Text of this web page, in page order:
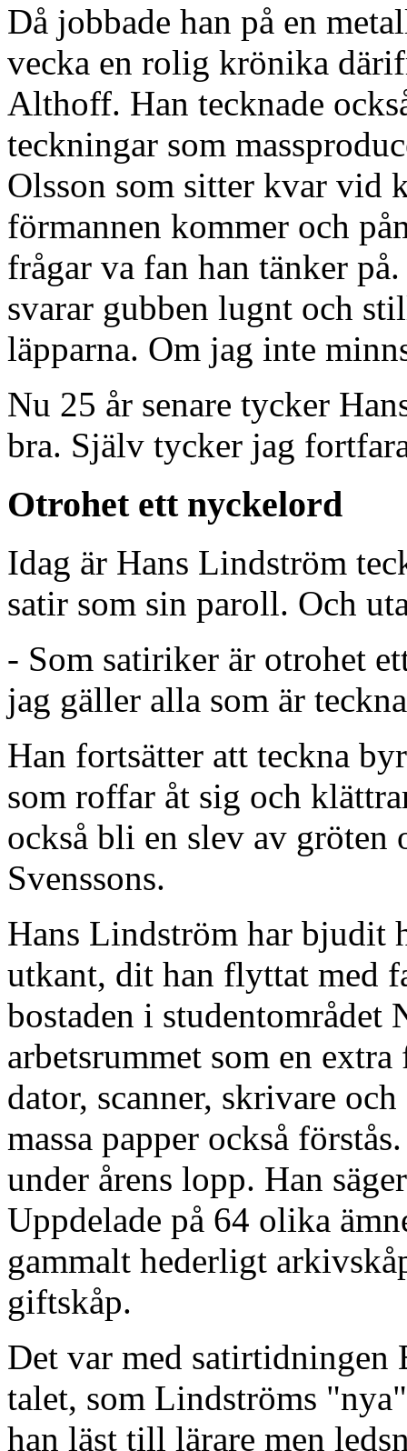
Då jobbade han på en
vecka en rolig krönika
Althoff. Han tecknade
teckningar som
Olsson som sitter kvar vid
förmannen kommer och
frågar va fan han tänker
svarar gubben lugnt och
läpparna. Om jag inte
Nu 25 år senare tycker
bra. Själv tycker jag
Otrohet ett nyckelord
Idag är Hans Lindström
satir som sin paroll. Och
- Som satiriker är otrohet
jag gäller alla som är
Han fortsätter att teckna
som roffar åt sig och
också bli en slev av
Svenssons.
Hans Lindström har
utkant, dit han flyttat med
bostaden i studentområdet
arbetsrummet som en
dator, scanner, skrivare
massa papper också
under årens lopp. Han
Uppdelade på 64 olika
gammalt hederligt
giftskåp.
Det var med satirtidningen
talet, som Lindströms
han läst till lärare men